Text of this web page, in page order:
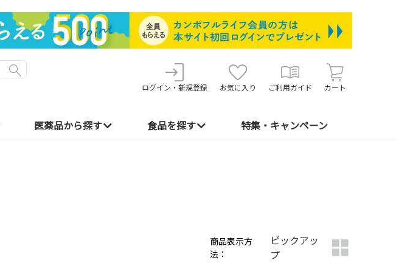
ログイン・新規登録 お気に入り ご利用ガイド カート
医薬品から探す 食品を探す 特集・キャンペーン
商品表示方
法：
ピックアッ
プ